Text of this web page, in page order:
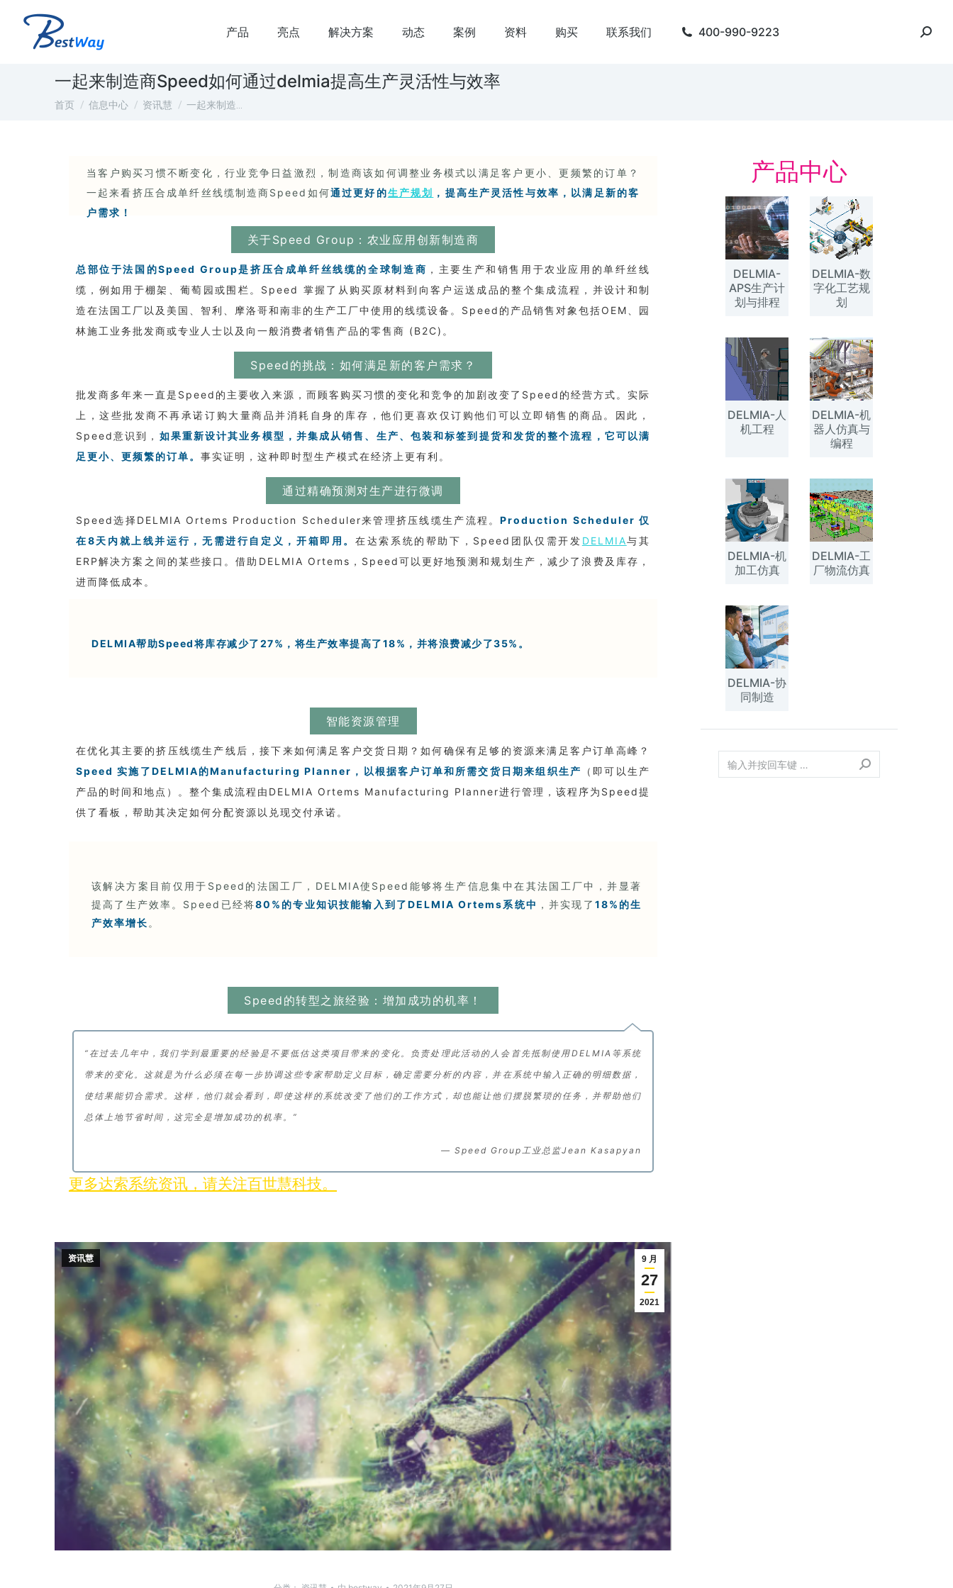
产品 亮点 解决方案 动态 案例 资料 购买 联系我们 400-990-9223
一起来制造商Speed如何通过delmia提高生产灵活性与效率
您在这里：
首页 信息中心 资讯慧 一起来制造…
当客户购买习惯不断变化，行业竞争日益激烈，制造商该如何调整业务模式以满足客户更小、更频繁的订单？
一起来看挤压合成单纤丝线缆制造商Speed如何通过更好的生产规划 ，提高生产灵活性与效率，以满足新的客
户需求！
关于Speed Group：农业应用创新制造商
总部位于法国的Speed Group是挤压合成单纤丝线缆的全球制造商 ，主要生产和销售用于农业应用的单纤丝线
缆，例如用于棚架、葡萄园或围栏。Speed 掌握了从购买原材料到向客户运送成品的整个集成流程，并设计和制
造在法国工厂以及美国、智利、摩洛哥和南非的生产工厂中使用的线缆设备。Speed的产品销售对象包括OEM、园
林施工业务批发商或专业人士以及向一般消费者销售产品的零售商 (B2C)。
Speed的挑战：如何满足新的客户需求？
批发商多年来一直是Speed的主要收入来源，而顾客购买习惯的变化和竞争的加剧改变了Speed的经营方式。实际
上，这些批发商不再承诺订购大量商品并消耗自身的库存，他们更喜欢仅订购他们可以立即销售的商品。因此，
Speed意识到， 如果重新设计其业务模型，并集成从销售、生产、包装和标签到提货和发货的整个流程，它可以满
足更小、更频繁的订单。 事实证明，这种即时型生产模式在经济上更有利。
通过精确预测对生产进行微调
Speed选择DELMIA Ortems Production Scheduler来管理挤压线缆生产流程。Production Scheduler 仅
在8天内就上线并运行，无需进行自定义，开箱即用。在达索系统的帮助下，Speed团队仅需开发 DELMIA与其
ERP解决方案之间的某些接口。借助DELMIA Ortems，Speed可以更好地预测和规划生产，减少了浪费及库存，
进而降低成本。
DELMIA帮助Speed将库存减少了27%，将生产效率提高了18%，并将浪费减少了35%。
智能资源管理
在优化其主要的挤压线缆生产线后，接下来如何满足客户交货日期？如何确保有足够的资源来满足客户订单高峰？
Speed 实施了DELMIA的Manufacturing Planner，以根据客户订单和所需交货日期来组织生产
（即可以生产
产品的时间和地点）。整个集成流程由DELMIA Ortems Manufacturing Planner进行管理，该程序为Speed提
供了看板，帮助其决定如何分配资源以兑现交付承诺。
该解决方案目前仅用于Speed的法国工厂，DELMIA使Speed能够将生产信息集中在其法国工厂中，并显著
提高了生产效率。Speed已经将80%的专业知识技能输入到了DELMIA Ortems系统中 ，并实现了 18%的生
产效率增长 。
Speed的转型之旅经验：增加成功的机率！
“在过去几年中，我们学到最重要的经验是不要低估这类项目带来的变化。负责处理此活动的人会首先抵制使用DELMIA等系统
带来的变化。这就是为什么必须在每一步协调这些专家帮助定义目标，确定需要分析的内容，并在系统中输入正确的明细数据，
使结果能切合需求。这样，他们就会看到，即使这样的系统改变了他们的工作方式，却也能让他们摆脱繁琐的任务，并帮助他们
总体上地节省时间，这完全是增加成功的机率。”
— Speed Group工业总监Jean Kasapyan
更多达索系统资讯，请关注百世慧科技。
9 月
27
2021
资讯慧
产品中心
DELMIA-
APS生产计
划与排程
DELMIA-数
字化工艺规
划
DELMIA-人
机工程
DELMIA-机
器人仿真与
编程
DELMIA-机
加工仿真
DELMIA-工
厂物流仿真
DELMIA-协
同制造